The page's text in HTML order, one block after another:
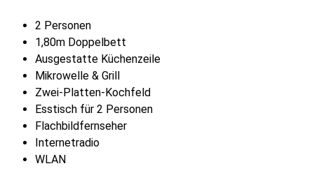
2 Personen
1,80m Doppelbett
Ausgestatte Küchenzeile
Mikrowelle & Grill
Zwei-Platten-Kochfeld
Esstisch für 2 Personen
Flachbildfernseher
Internetradio
WLAN